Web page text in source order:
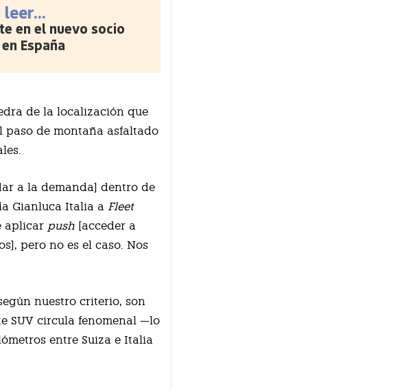
en el nuevo socio
España
de la localización que
paso de montaña asfaltado
a la demanda] dentro de
Gianluca Italia a Fleet
aplicar push [acceder a
pero no es el caso. Nos
nuestro criterio, son
SUV circula fenomenal —lo
entre Suiza e Italia